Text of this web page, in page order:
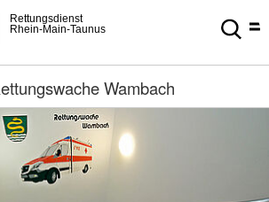
Rhein-Main-Taunus
Rettungsdienst
Wambach